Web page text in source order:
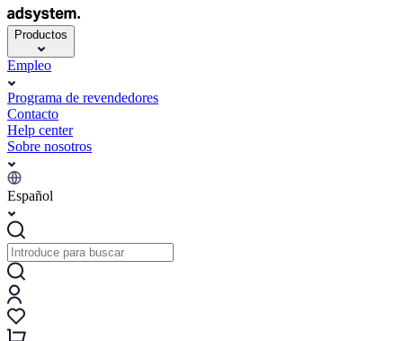
Productos
Empleo
Programa de revendedores
Contacto
Help center
Sobre nosotros
Español